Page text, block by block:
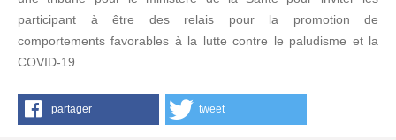
participant à être des relais pour la promotion de
comportements favorables à la lutte contre le paludisme et la
COVID-19.
partager tweet